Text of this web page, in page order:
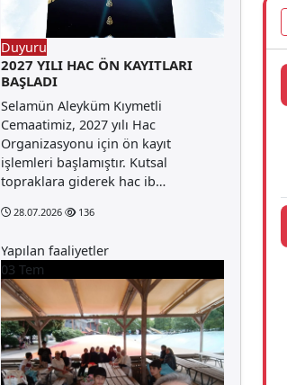
Duyuru
2027 YILI HAC ÖN KAYITLARI
BAŞLADI
Selamün Aleyküm Kıymetli
Cemaatimiz, 2027 yılı Hac
Organizasyonu için ön kayıt
işlemleri başlamıştır. Kutsal
topraklara giderek hac ib…
28.07.2026 136
Yapılan faaliyetler
03 Tem